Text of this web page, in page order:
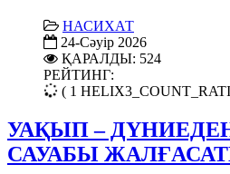
НАСИХАТ
24-Сәуір 2026
ҚАРАЛДЫ: 524
РЕЙТИНГ:
( 1
УАҚЫП –
САУАБЫ